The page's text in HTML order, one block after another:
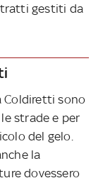
tratti gestiti da
Coldiretti sono
strade e per
del gelo.
la
dovessero